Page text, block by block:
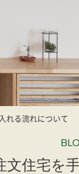
れる流れについて
文住宅を